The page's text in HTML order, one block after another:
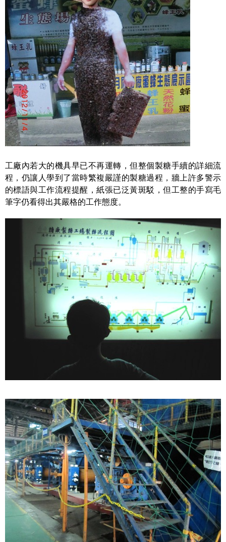
工廠內若大的機具早已不再運轉，但整個製糖手續的詳細流
程，仍讓人學到了當時繁複嚴謹的製糖過程，牆上許多警示
的標語與工作流程提醒，紙張已泛黃斑駁，但工整的手寫毛
筆字仍看得出其嚴格的工作態度。